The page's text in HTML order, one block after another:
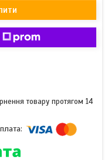
товару протягом 14